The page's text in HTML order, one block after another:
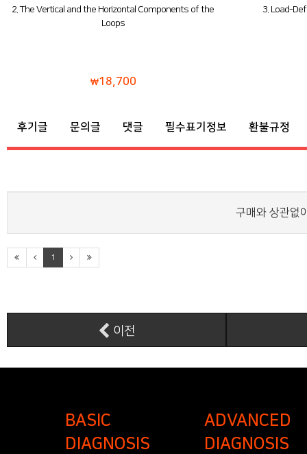
2. The Vertical and the Horizontal Components of the
Loops
18,700
3. Load-
후기글 문의글 댓글 필수표기정보 환불규정
구매와 상관없
1
이전
BASIC
DIAGNOSIS
ADVANCED
DIAGNOSIS